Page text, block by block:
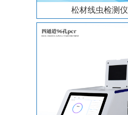
松材线虫检测仪